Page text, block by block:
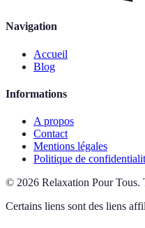
Navigation
Accueil
Blog
Informations
A propos
Contact
Mentions légales
Politique de
© 2026 Relaxation Pour Tous.
Certains liens sont des liens